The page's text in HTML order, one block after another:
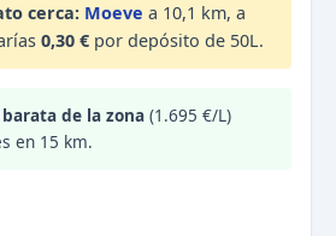
cerca: Moeve a 10,1 km, a
0,30 € por depósito de 50L.
de la zona (1.695 €/L)
en 15 km.